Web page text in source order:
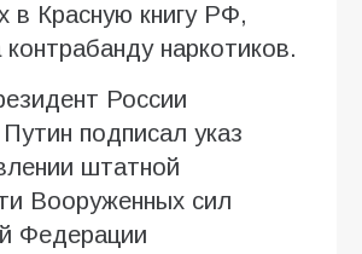
в Красную книгу РФ,
наркотиков.
России
подписал указ
штатной
Вооруженных сил
Федерации